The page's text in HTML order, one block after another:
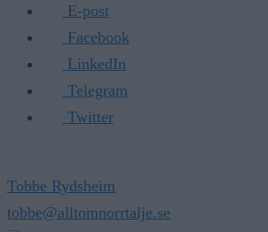
E-post
Facebook
LinkedIn
Telegram
Twitter
Tobbe Rydsheim
tobbe@alltomnorrtalje.se